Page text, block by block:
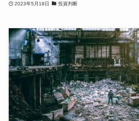
2023年5月18日 投資判断